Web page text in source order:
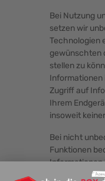
Bei Nutzung
setzen wir
Technologien
gewünschten
stellen zu
Informationen
Zugriff auf
Ihrem
insoweit
Bei nicht
Funktionen
Informationen
Zugriff auf